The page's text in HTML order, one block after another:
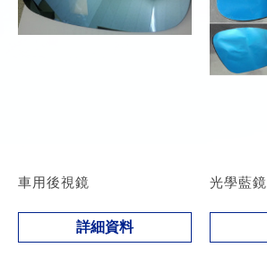
車用後視鏡
詳細資料
光學藍鏡